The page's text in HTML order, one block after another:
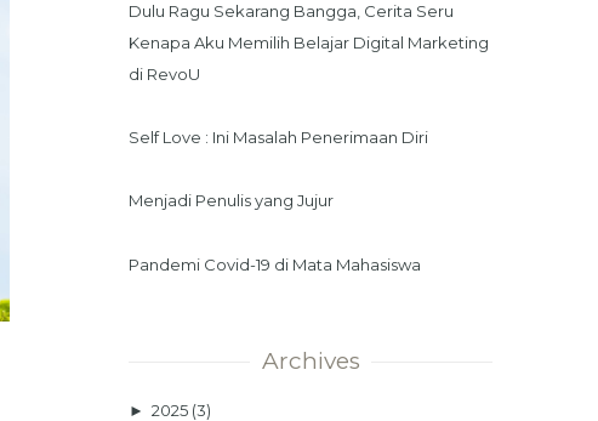
Dulu Ragu Sekarang Bangga, Cerita Seru
Kenapa Aku Memilih Belajar Digital Marketing
di RevoU
Self Love : Ini Masalah Penerimaan Diri
Menjadi Penulis yang Jujur
Pandemi Covid-19 di Mata Mahasiswa
Archives
► 2025 (3)